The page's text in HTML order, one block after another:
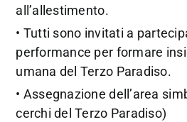
all’allestimento.
• Tutti sono invitati a
performance per formare
umana del Terzo Paradiso.
• Assegnazione dell’area
cerchi del Terzo Paradiso)